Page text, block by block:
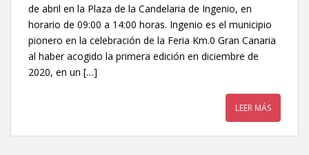
de abril en la Plaza de la Candelaria de Ingenio, en
horario de 09:00 a 14:00 horas. Ingenio es el municipio
pionero en la celebración de la Feria Km.0 Gran Canaria
al haber acogido la primera edición en diciembre de
2020, en un […]
LEER MÁS